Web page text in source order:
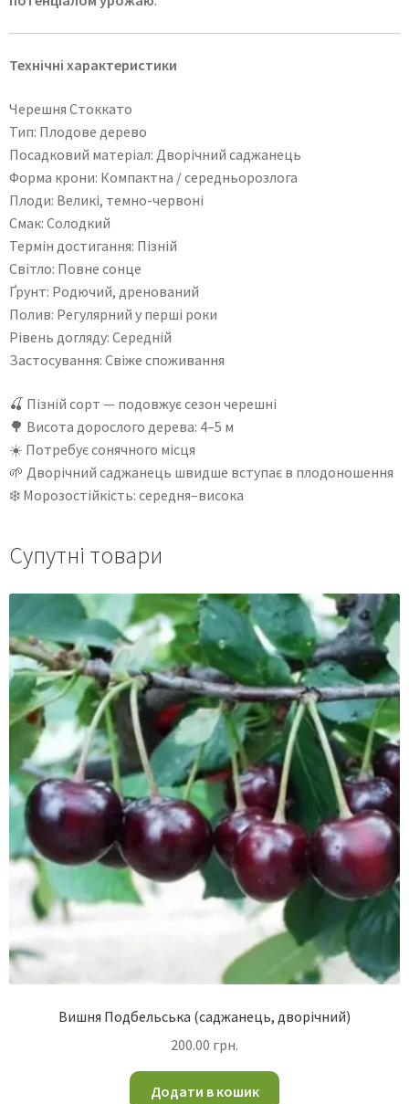
Технічні характеристики
Черешня Стоккато
Тип: Плодове дерево
Посадковий матеріал: Дворічний саджанець
Форма крони: Компактна / середньорозлога
Плоди: Великі, темно-червоні
Смак: Солодкий
Термін достигання: Пізній
Світло: Повне сонце
Ґрунт: Родючий, дренований
Полив: Регулярний у перші роки
Рівень догляду: Середній
Застосування: Свіже споживання
🍒 Пізній сорт — подовжує сезон черешні
🌳 Висота дорослого дерева: 4–5 м
☀️ Потребує сонячного місця
🌱 Дворічний саджанець швидше вступає в плодоношення
❄️ Морозостійкість: середня–висока
Супутні товари
Вишня Подбельська (саджанець, дворічний)
200.00 грн.
Додати в кошик